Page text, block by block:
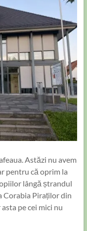
Astăzi nu avem
pentru că oprim la
lângă ștrandul
Corabia Piraților din
pe cei mici nu